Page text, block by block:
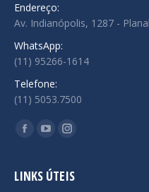
Endereço:
Av. Indianópolis, 1287 -
WhatsApp:
(11) 95266-1614
Telefone:
(11) 5053.7500
Encontre-nos em:
Facebook
opens
YouTube
opens
Instagram
opens
LINKS ÚTEIS